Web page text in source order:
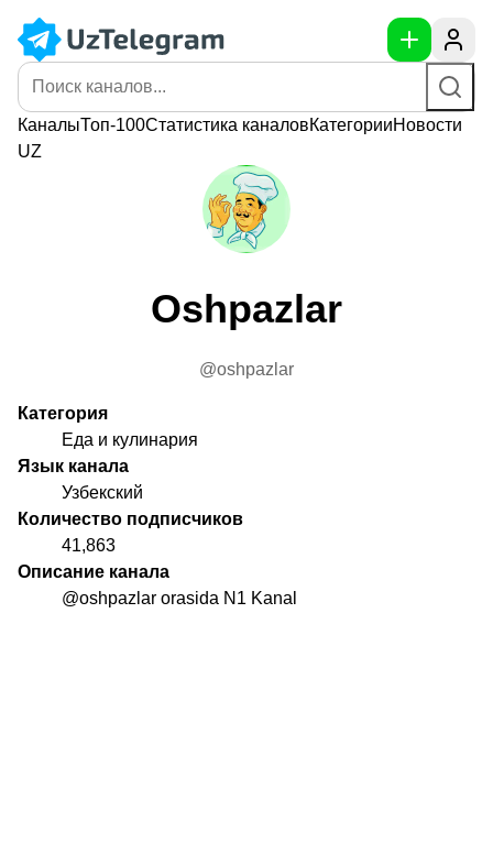
КаналыТоп-100Статистика каналовКатегорииНовости
UZ
Oshpazlar
@oshpazlar
Категория
Еда и кулинария
Язык канала
Узбекский
Количество подписчиков
41,863
Описание канала
@oshpazlar orasida N1 Kanal